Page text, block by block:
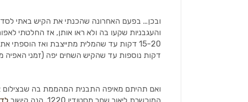
ובכן… בפעם האחרונה שהכנתי את הקיש באתי לסדר
והעגבניות שקעו בה ולא ראו אותן, אז החלטתי
דקות נוספות עד שהקיש השחים יפה (זמני האפיה
ואם תהיתם מאיפה התבנית המהממת בה שבצילום